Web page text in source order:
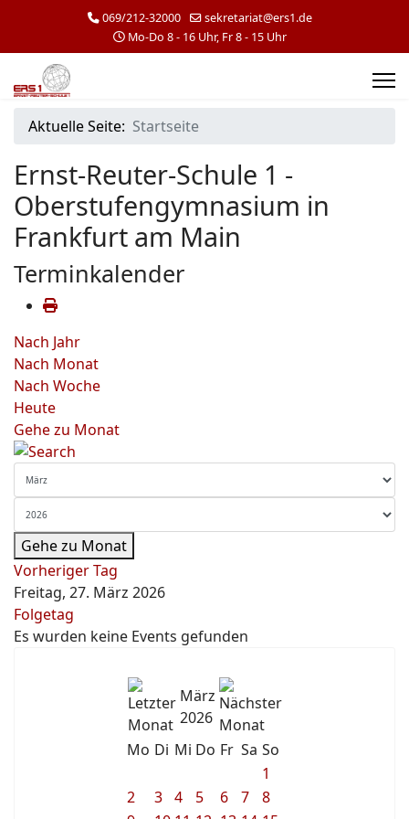
069/212-32000
sekretariat@ers1.de
Mo-Do 8 - 16 Uhr, Fr 8 - 15 Uhr
Aktuelle Seite: Startseite
Ernst-Reuter-Schule 1 -
Oberstufengymnasium in
Frankfurt am Main
Terminkalender
Nach Jahr
Nach Monat
Nach Woche
Heute
Gehe zu Monat
Gehe zu Monat
Vorheriger Tag
Freitag, 27. März 2026
Folgetag
Es wurden keine Events gefunden
März
2026
Mo Di Mi Do Fr Sa So
1
2
3 4 5 6 7
8